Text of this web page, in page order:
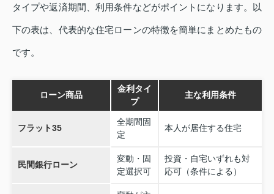
タイプや返済期間、利用条件などがポイントになります。以
下の表は、代表的な住宅ローンの特徴を簡単にまとめたもの
です。
ローン商品
金利タイ
プ
主な利用条件
フラット35
全期間固
定
本人が居住する住宅
民間銀行ローン
変動・固
定選択可
投資・自宅いずれも対
応可（条件による）